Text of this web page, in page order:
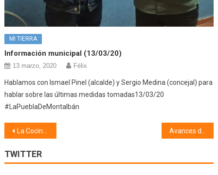
MI TIERRA
Información municipal (13/03/20)
13 marzo, 2020 Félix
Hablamos con Ismael Pinel (alcalde) y Sergio Medina (concejal) para
hablar sobre las últimas medidas tomadas13/03/20
#LaPueblaDeMontalbán
Navegación
de
entradas
La Cocina de Sardi (05/11/25)
TWITTER